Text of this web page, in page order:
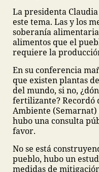
La presidenta
este tema. Las y los
soberanía
alimentos que el
requiere la
En su conferencia
que existen plantas
del mundo, si no,
fertilizante? Recordó
Ambiente
hubo una consulta
favor.
No se está
pueblo, hubo un
medidas de